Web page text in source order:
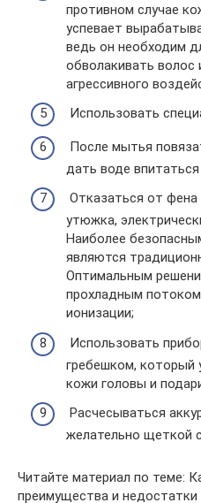
противном случае
успевает
ведь он необходим
обволакивать
агрессивного
Использовать
После мытья
дать воде
Отказаться от фена
утюжка,
Наиболее
являются
Оптимальным
прохладным
ионизации;
Использовать
гребешком, который
кожи головы и
Расчесываться
желательно щеткой
Читайте материал по теме:
преимущества и недостатки